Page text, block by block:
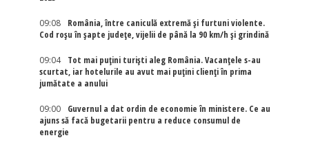
09:08
România, între caniculă extremă și furtuni violente.
Cod roșu în șapte județe, vijelii de până la 90 km/h și grindină
09:04
Tot mai puțini turiști aleg România. Vacanțele s-au
scurtat, iar hotelurile au avut mai puțini clienți în prima
jumătate a anului
09:00
Guvernul a dat ordin de economie în ministere. Ce au
ajuns să facă bugetarii pentru a reduce consumul de
energie